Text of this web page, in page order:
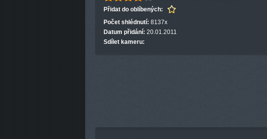
Přidat do oblíbených:
Počet shlédnutí: 8137x
Datum přidání: 20.01.2011
Sdílet kameru: